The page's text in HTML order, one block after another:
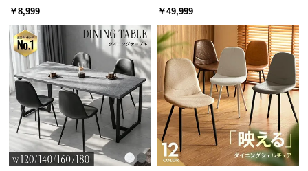
￥8,999
人掛けソファベッド リクライニン
グ 天然木フレーム 北欧
￥49,999